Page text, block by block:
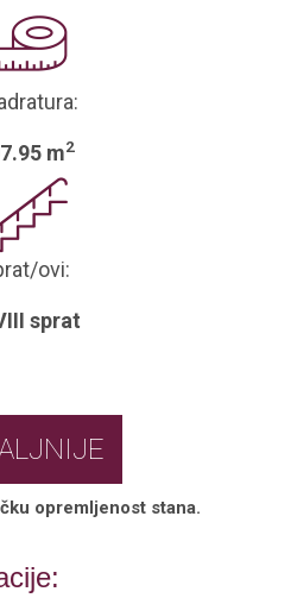
m2
ovi:
sprat
opremljenost stana.